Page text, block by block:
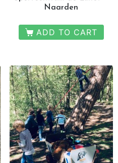
Naarden
ADD TO CART